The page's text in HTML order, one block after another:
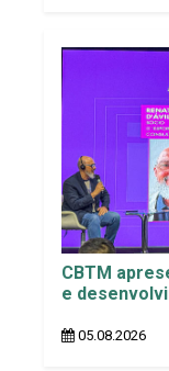
CBTM
e
05.08.2026